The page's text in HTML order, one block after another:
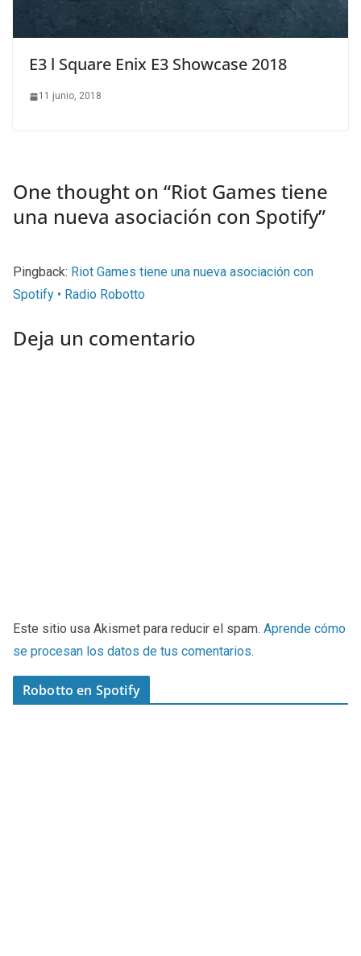
E3 l Square Enix E3 Showcase 2018
11 junio, 2018
One thought on “Riot Games tiene
una nueva asociación con Spotify”
Pingback: Riot Games tiene una nueva asociación con
Spotify • Radio Robotto
Deja un comentario
Este sitio usa Akismet para reducir el spam. Aprende cómo
se procesan los datos de tus comentarios.
Robotto en Spotify